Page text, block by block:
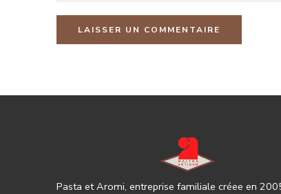
Pasta et Aromi, entreprise familiale créee en